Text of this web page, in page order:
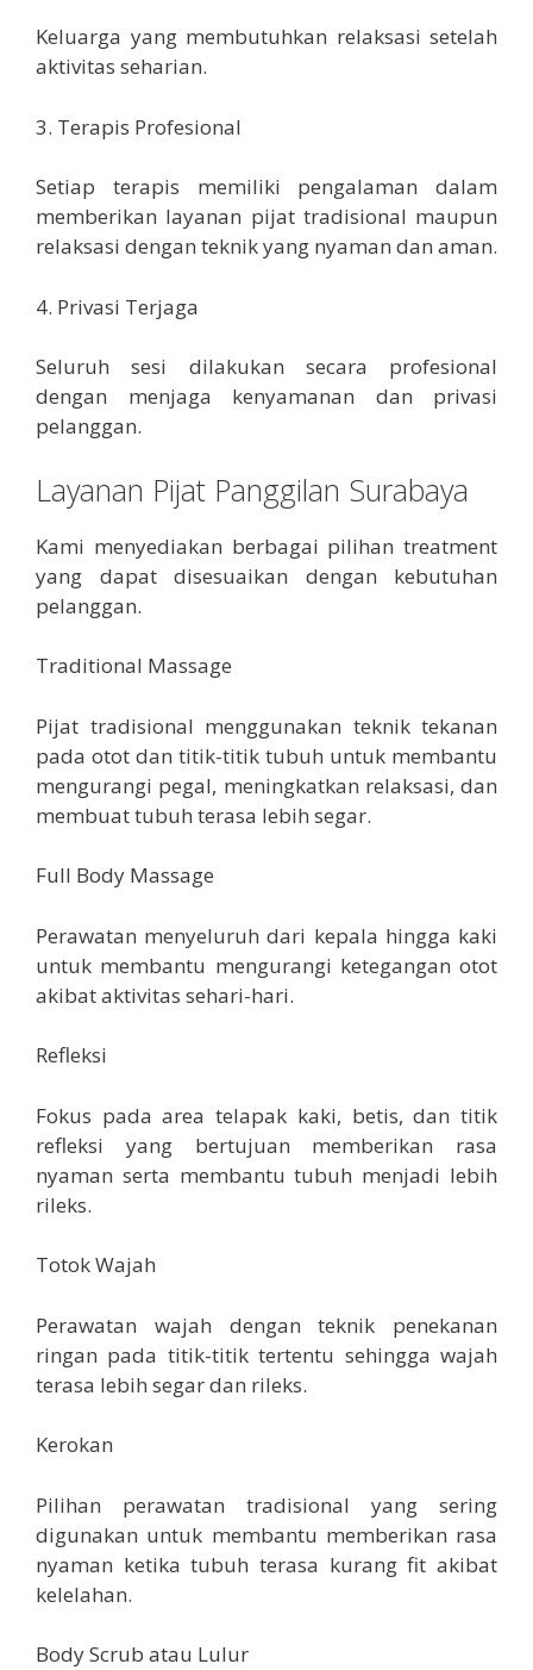
Keluarga yang membutuhkan relaksasi setelah
aktivitas seharian.
3. Terapis Profesional
Setiap terapis memiliki pengalaman dalam
memberikan layanan pijat tradisional maupun
relaksasi dengan teknik yang nyaman dan aman.
4. Privasi Terjaga
Seluruh sesi dilakukan secara profesional
dengan menjaga kenyamanan dan privasi
pelanggan.
Layanan Pijat Panggilan Surabaya
Kami menyediakan berbagai pilihan treatment
yang dapat disesuaikan dengan kebutuhan
pelanggan.
Traditional Massage
Pijat tradisional menggunakan teknik tekanan
pada otot dan titik-titik tubuh untuk membantu
mengurangi pegal, meningkatkan relaksasi, dan
membuat tubuh terasa lebih segar.
Full Body Massage
Perawatan menyeluruh dari kepala hingga kaki
untuk membantu mengurangi ketegangan otot
akibat aktivitas sehari-hari.
Refleksi
Fokus pada area telapak kaki, betis, dan titik
refleksi yang bertujuan memberikan rasa
nyaman serta membantu tubuh menjadi lebih
rileks.
Totok Wajah
Perawatan wajah dengan teknik penekanan
ringan pada titik-titik tertentu sehingga wajah
terasa lebih segar dan rileks.
Kerokan
Pilihan perawatan tradisional yang sering
digunakan untuk membantu memberikan rasa
nyaman ketika tubuh terasa kurang fit akibat
kelelahan.
Body Scrub atau Lulur